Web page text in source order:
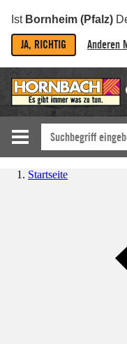
Ist Bornheim (Pfalz)
JA, RICHTIG Anderen
Startseite